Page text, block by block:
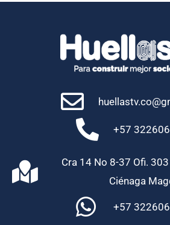
+57
Cra 14 No 8-37 Ofi.
Ciénaga
+57